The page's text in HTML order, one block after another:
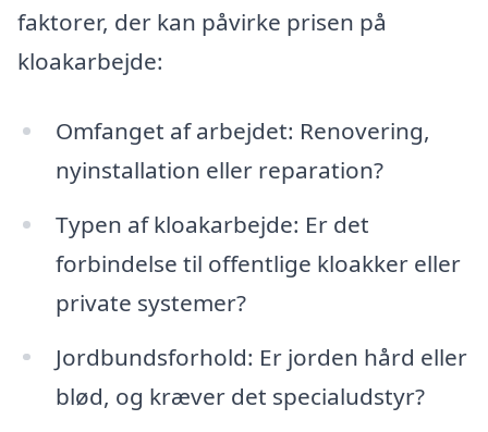
faktorer, der kan påvirke prisen på
kloakarbejde:
Omfanget af arbejdet: Renovering,
nyinstallation eller reparation?
Typen af kloakarbejde: Er det
forbindelse til offentlige kloakker eller
private systemer?
Jordbundsforhold: Er jorden hård eller
blød, og kræver det specialudstyr?